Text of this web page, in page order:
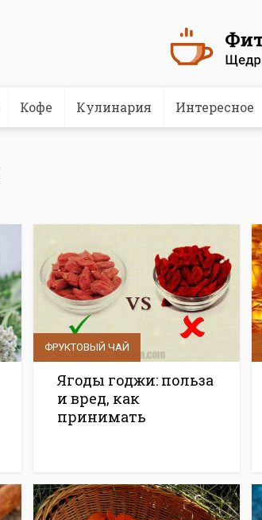
Кофе Кулинария Интересное
ФРУКТОВЫЙ ЧАЙ
Ягоды годжи: польза
и вред, как
принимать